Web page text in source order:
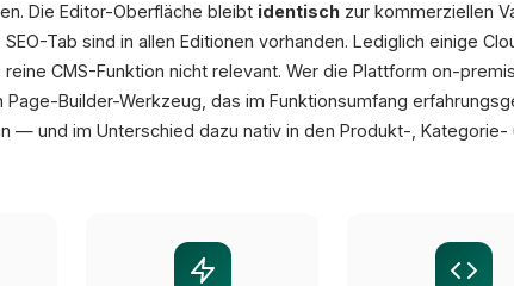
Die Editor-Oberfläche bleibt identisch zur kommerziellen
Tab sind in allen Editionen vorhanden. Lediglich einige
CMS-Funktion nicht relevant. Wer die Plattform on-
Page-Builder-Werkzeug, das im Funktionsumfang
— und im Unterschied dazu nativ in den Produkt-,